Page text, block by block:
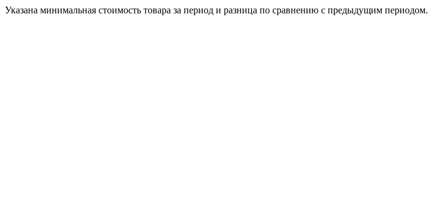
Указана минимальная стоимость товара за период и разница по сравнению с предыдущим периодом.